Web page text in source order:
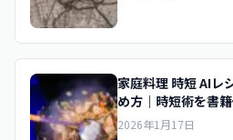
家庭料理 時短 AIレ
め方｜時短術を書
2026年1月17日